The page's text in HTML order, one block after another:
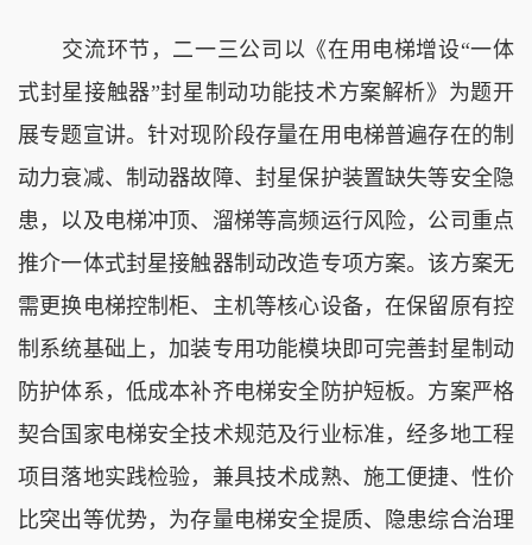
交流环节，二一三公司以《在用电梯增设“一体
式封星接触器”封星制动功能技术方案解析》为题开
展专题宣讲。针对现阶段存量在用电梯普遍存在的制
动力衰减、制动器故障、封星保护装置缺失等安全隐
患，以及电梯冲顶、溜梯等高频运行风险，公司重点
推介一体式封星接触器制动改造专项方案。该方案无
需更换电梯控制柜、主机等核心设备，在保留原有控
制系统基础上，加装专用功能模块即可完善封星制动
防护体系，低成本补齐电梯安全防护短板。方案严格
契合国家电梯安全技术规范及行业标准，经多地工程
项目落地实践检验，兼具技术成熟、施工便捷、性价
比突出等优势，为存量电梯安全提质、隐患综合治理